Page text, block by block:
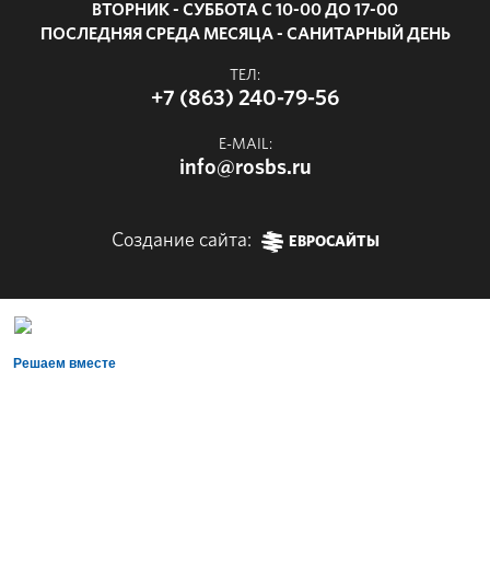
ВТОРНИК - СУББОТА С 10-00 ДО 17-00
ПОСЛЕДНЯЯ СРЕДА МЕСЯЦА - САНИТАРНЫЙ ДЕНЬ
ТЕЛ:
+7 (863) 240-79-56
E-MAIL:
info@rosbs.ru
Создание сайта: ЕВРОСАЙТЫ
Решаем вместе